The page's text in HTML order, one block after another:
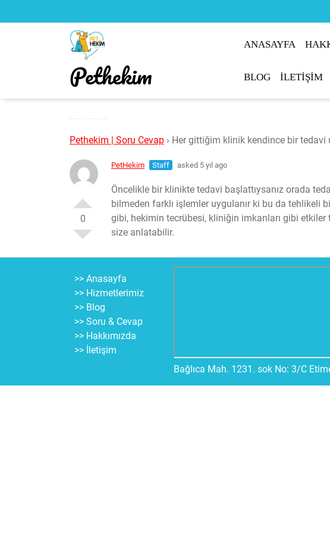
to
Pethekim
ANASAYFA
BLOG İLETİŞİM
Pethekim | Soru Cevap › Her gittiğim klinik kendince bir tedavi
0
PetHekim Staff asked 5 yıl ago
Öncelikle bir klinikte tedavi başlattıysanız orada
bilmeden farklı işlemler uygulanır ki bu da tehlikeli
gibi, hekimin tecrübesi, kliniğin imkanları gibi etkiler
size anlatabilir.
>> Anasayfa
>> Hizmetlerimiz
>> Blog
>> Soru & Cevap
>> Hakkımızda
>> İletişim
Bağlıca Mah. 1231. sok No: 3/C